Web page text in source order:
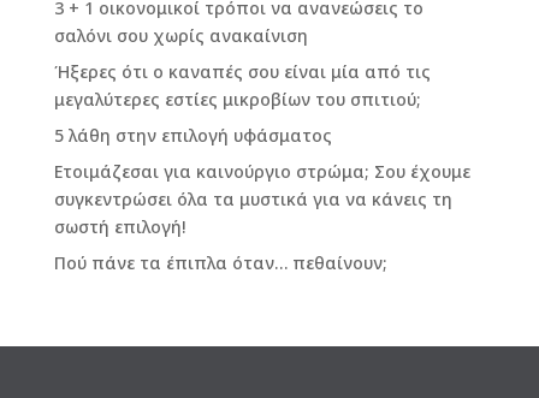
3 + 1 οικονομικοί τρόποι να ανανεώσεις το
σαλόνι σου χωρίς ανακαίνιση
Ήξερες ότι ο καναπές σου είναι μία από τις
μεγαλύτερες εστίες μικροβίων του σπιτιού;
5 λάθη στην επιλογή υφάσματος
Ετοιμάζεσαι για καινούργιο στρώμα; Σου έχουμε
συγκεντρώσει όλα τα μυστικά για να κάνεις τη
σωστή επιλογή!
Πού πάνε τα έπιπλα όταν… πεθαίνουν;